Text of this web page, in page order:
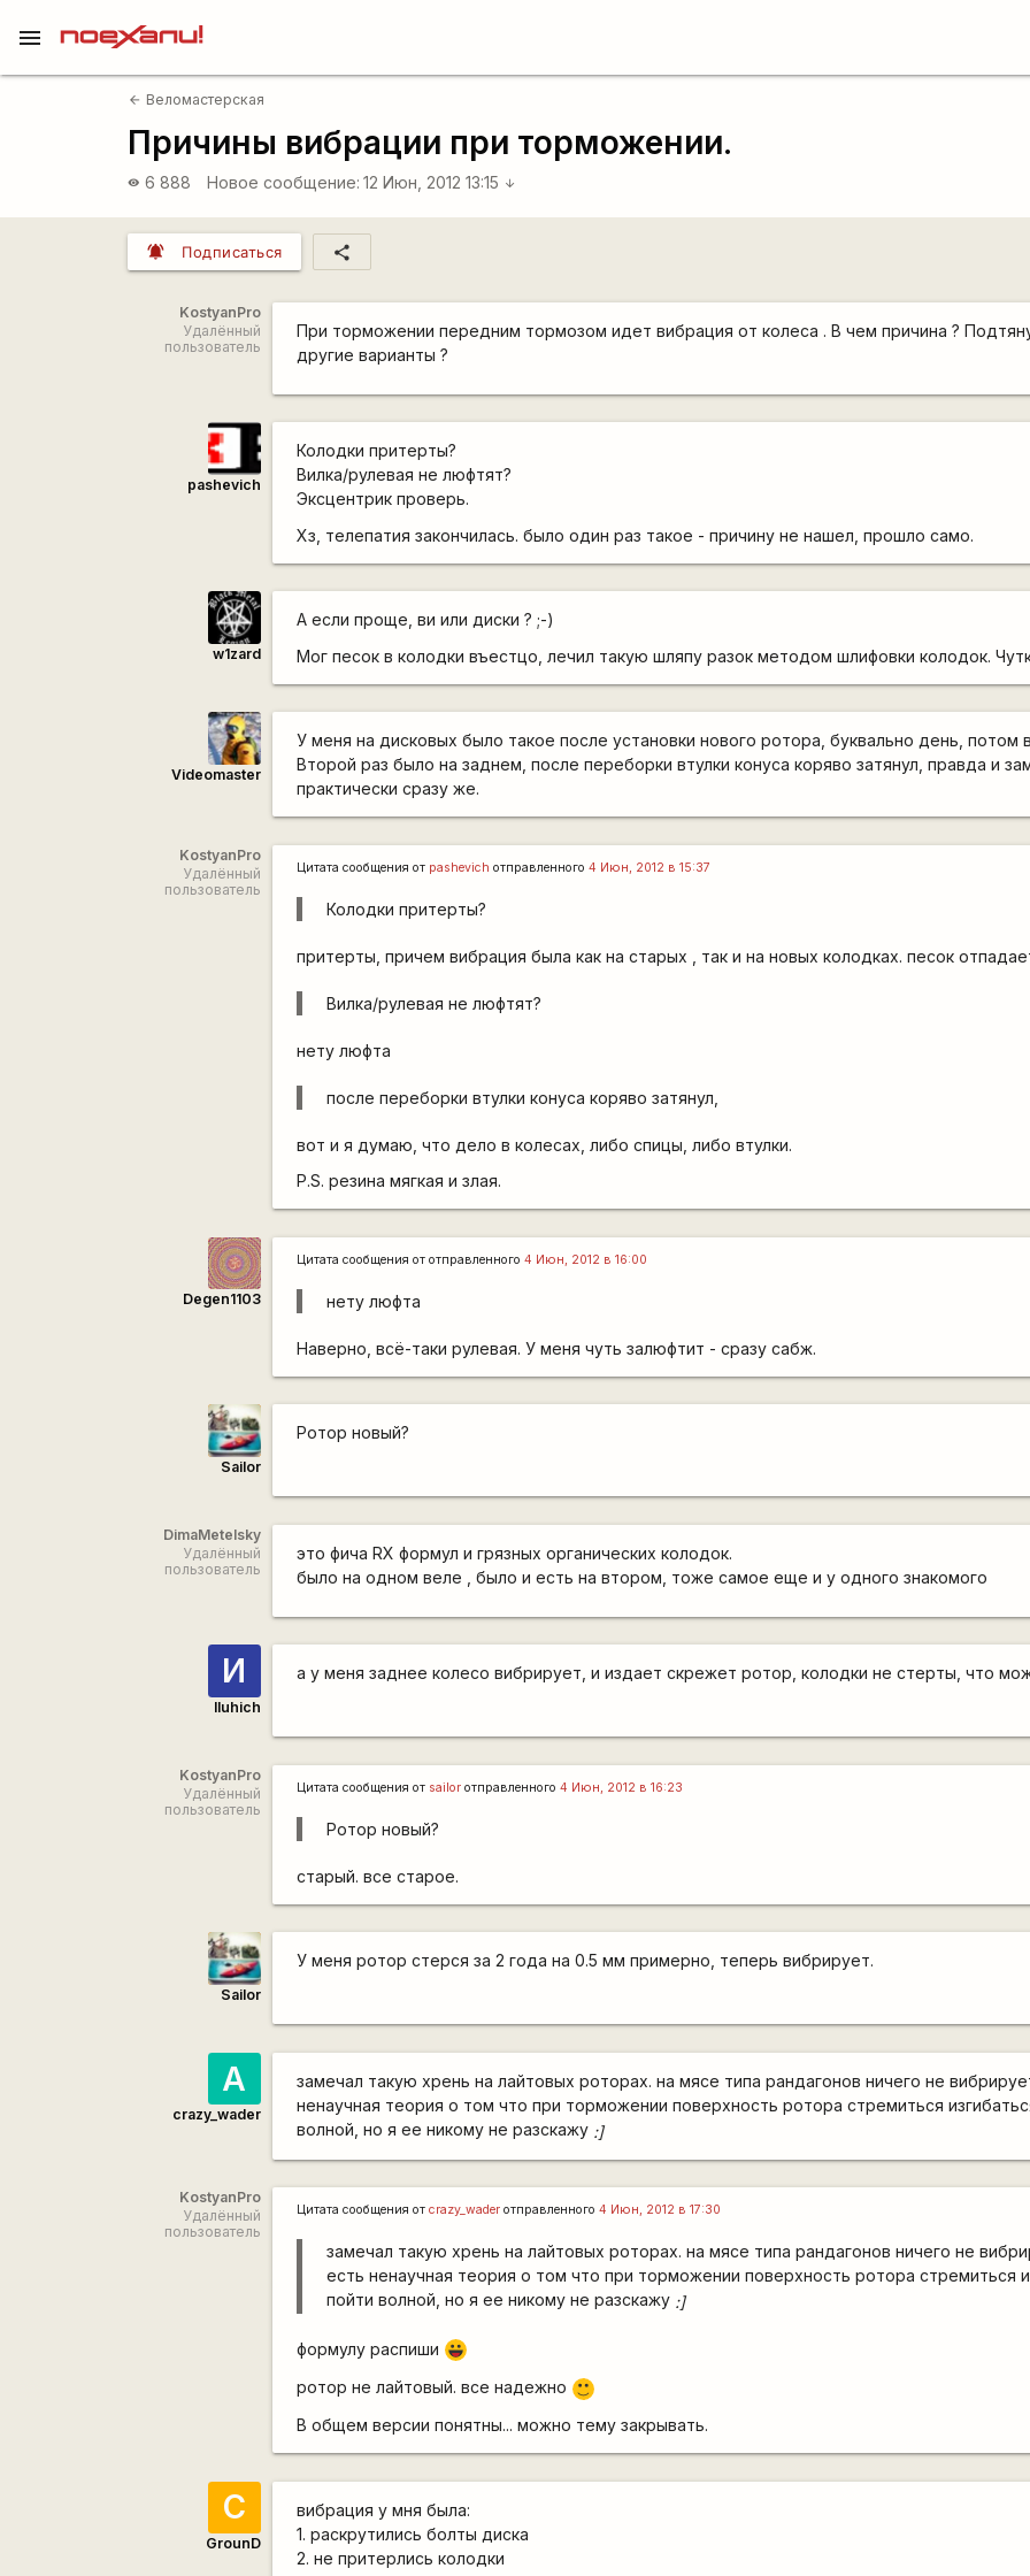
menu
arrow_back Веломастерская
Причины вибрации при торможении.
visibility 6 888 Новое сообщение: 12 Июн, 2012 13:15 arrow_downward
notifications_active Подписаться share
KostyanPro
Удалённый
пользователь
При торможении передним тормозом идет вибрация от колеса . В чем причина ?
другие варианты ?
pashevich
Колодки притерты?
Вилка/рулевая не люфтят?
Эксцентрик проверь.
Хз, телепатия закончилась. было один раз такое - причину не нашел, прошло само.
w1zard
А если проще, ви или диски ? ;-)
Мог песок в колодки въестцо, лечил такую шляпу разок методом шлифовки колодок.
Videomaster
У меня на дисковых было такое после установки нового ротора, буквально день, потом
Второй раз было на заднем, после переборки втулки конуса коряво затянул, правда и
практически сразу же.
KostyanPro
Удалённый
пользователь
Цитата сообщения от pashevich отправленного4 Июн, 2012 в 15:37
Колодки притерты?
притерты, причем вибрация была как на старых , так и на новых колодках. песок
Вилка/рулевая не люфтят?
нету люфта
после переборки втулки конуса коряво затянул,
вот и я думаю, что дело в колесах, либо спицы, либо втулки.
P.S. резина мягкая и злая.
Degen1103
Цитата сообщения ототправленного4 Июн, 2012 в 16:00
нету люфта
Наверно, всё-таки рулевая. У меня чуть залюфтит - сразу сабж.
Sailor
Ротор новый?
DimaMetelsky
Удалённый
пользователь
это фича RX формул и грязных органических колодок.
было на одном веле , было и есть на втором, тоже самое еще и у одного знакомого
И
Iluhich
а у меня заднее колесо вибрирует, и издает скрежет ротор, колодки не стерты, что
KostyanPro
Удалённый
пользователь
Цитата сообщения от sailor отправленного4 Июн, 2012 в 16:23
Ротор новый?
старый. все старое.
Sailor
У меня ротор стерся за 2 года на 0.5 мм примерно, теперь вибрирует.
А
crazy_wader
замечал такую хрень на лайтовых роторах. на мясе типа рандагонов ничего не
ненаучная теория о том что при торможении поверхность ротора стремиться
волной, но я ее никому не разскажу :]
KostyanPro
Удалённый
пользователь
Цитата сообщения отcrazy_wader отправленного4 Июн, 2012 в 17:30
замечал такую хрень на лайтовых роторах. на мясе типа рандагонов ничего не
есть ненаучная теория о том что при торможении поверхность ротора стремиться
пойти волной, но я ее никому не разскажу :]
формулу распиши |-))
ротор не лайтовый. все надежно
:)
В общем версии понятны... можно тему закрывать.
С
GrounD
вибрация у мня была:
1. раскрутились болты диска
2. не притерлись колодки